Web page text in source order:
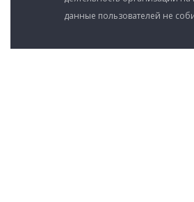
данные пользователей не